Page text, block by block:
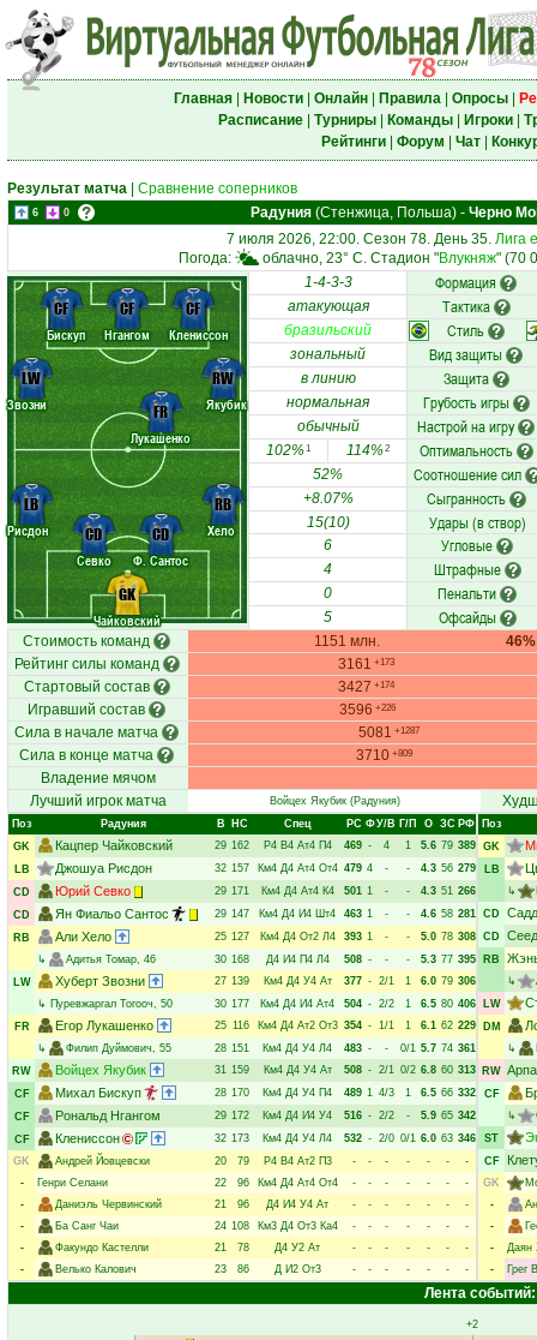
Главная| Новости| Онлайн| Правила| Опросы|
Расписание| Турниры| Команды| Игроки|
Рейтинги| Форум Чат|
Результат матча Сравнение соперников
6 0 Радуния(Стенжица, Польша)- Черно
7 июля 2026, 22:00. Сезон 78. День 35. Лига
Погода:
облачно, 23° C. Стадион "Влукняж" (70
Чайковский
Рисдон
Севко
Ф. Сантос
Хело
Звозни
Лукашенко
Якубик
Бискуп Нгангом Клениссон
GK
LB
CD
CD
RB
LW
FR
RW
CF CF CF
1-4-3-3 Формация
атакующая Тактика
бразильский Стиль
зональный Вид защиты
в линию Защита
нормальная Грубость игры
обычный Настрой на игру
102%1 114%2 Оптимальность
52% Соотношение сил
+8.07% Сыгранность
15(10) Удары (в створ)
6 Угловые
4 Штрафные
0 Пенальти
5 Офсайды
Стоимость команд 1151 млн.
46%
Рейтинг силы команд
3161 +173
Стартовый состав 3427 +174
Игравший состав 3596 +226
Сила в начале матча 5081 +1287
Сила в конце матча 3710 +809
Владение мячом
Лучший игрок матча
Войцех Якубик(Радуния)
Поз Радуния В НC Спец РC ФУ/В Г/П О ЗС РФ
GK
Кацпер Чайковский 29 162 Р4 В4 Ат4 П4 469 - 4 1 5.6 79 389
LB
Джошуа Рисдон 32 157 Км4 Д4 Ат4 От4 479 4 - - 4.3 56 279
CD
Юрий Севко 29 171 Км4 Д4 Ат4 К4 501 1 - - 4.3 51 266
CD
Ян Фиальо Сантос 29 147 Км4 Д4 И4 Шт4 463 1 - - 4.6 58 281
RB
Али Хело 25 127 Км4 Д4 От2 Л4 393 1 - - 5.0 78 308
↳
Адитья Томар, 46 30 168 Д4 И4 П4 Л4 508 - - - 5.3 77 395
LW
Хуберт Звозни 27 139 Км4 Д4 У4 Ат 377 - 2/1 1 6.0 79 306
↳ Пуревжаргал Тогооч, 50 30 177 Км4 Д4 И4 Ат4 504 - 2/2 1 6.5 80 406
FR
Егор Лукашенко 25 116 Км4 Д4 Ат2 От3 354 - 1/1 1 6.1 62 229
↳
Филип Дуймович, 55 28 151 Км4 Д4 У4 Л4 483 - - 0/1 5.7 74 361
RW
Войцех Якубик 31 159 Км4 Д4 У4 Ат 508 - 2/1 0/2 6.8 60 313
CF
Михал Бискуп 28 170 Км4 Д4 У4 П4 489 1 4/3 1 6.5 66 332
CF
Рональд Нгангом 29 172 Км4 Д4 И4 У4 516 - 2/2 - 5.9 65 342
CF
Клениссон 32 173 Км4 Д4 У4 Л4 532 - 2/0 0/1 6.0 63 346
GK
Андрей Йовцевски 20 79 Р4 В4 Ат2 П3 - - - - - -
-
-
Генри Селани 22 96 Км4 Д4 Ат4 От4 - - - - - -
-
-
Даниэль Червинский 21 96 Д4 И4 У4 Ат - - - - - -
-
-
Ба Санг Чаи 24 108 Км3 Д4 От3 Ка4 - - - - - -
-
-
Факундо Кастелли 21 78 Д4 У2 Ат - - - - - -
-
-
Велько Калович 23 86 Д И2 От3 - - - - - - -
Поз
GK
LB
↳
CD
CD
RB
↳
LW
DM
↳
RW
CF
↳
ST
CF
GK
-
-
-
Даян
-
Грег
Лента событий:
+2